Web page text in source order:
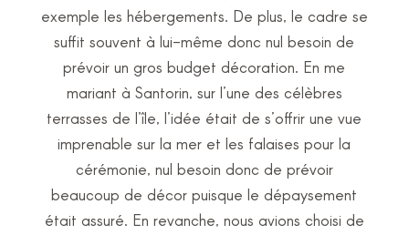
exemple les hébergements. De plus, le cadre se
suffit souvent à lui-même donc nul besoin de
prévoir un gros budget décoration. En me
mariant à Santorin, sur l’une des célèbres
terrasses de l’île, l’idée était de s’offrir une vue
imprenable sur la mer et les falaises pour la
cérémonie, nul besoin donc de prévoir
beaucoup de décor puisque le dépaysement
était assuré. En revanche, nous avions choisi de